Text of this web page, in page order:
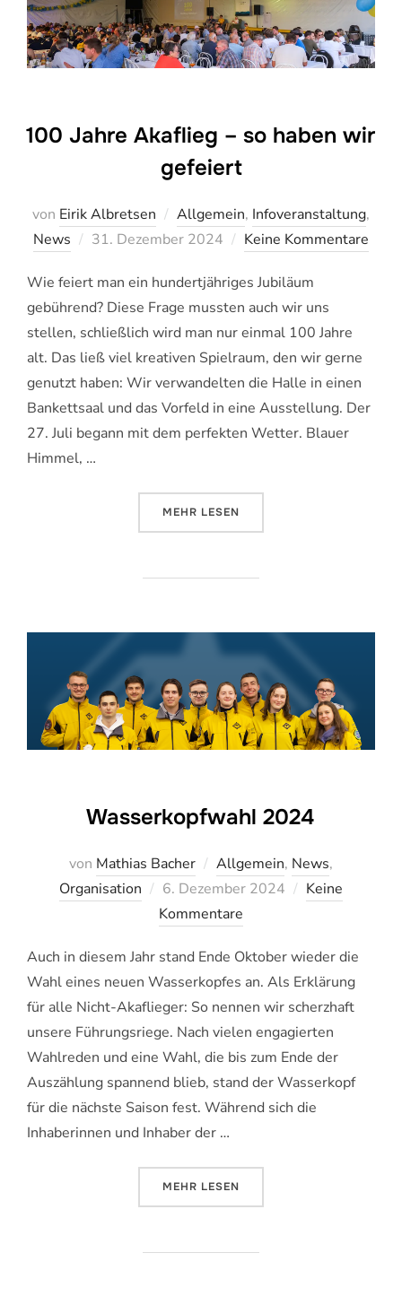
100 Jahre Akaflieg – so haben wir
gefeiert
von Eirik Albretsen Allgemein, Infoveranstaltung,
News
Veröffentlicht
31. Dezember 2024 Keine Kommentare
Wie feiert man ein hundertjähriges Jubiläum
gebührend? Diese Frage mussten auch wir uns
stellen, schließlich wird man nur einmal 100 Jahre
alt. Das ließ viel kreativen Spielraum, den wir gerne
genutzt haben: Wir verwandelten die Halle in einen
Bankettsaal und das Vorfeld in eine Ausstellung. Der
27. Juli begann mit dem perfekten Wetter. Blauer
Himmel, …
MEHR ÜBER „100 JAHRE AKAFLIEG –
LESEN
Wasserkopfwahl 2024
von Mathias Bacher Allgemein, News,
Organisation
Veröffentlicht
am
6. Dezember 2024
Keine
Kommentare
Auch in diesem Jahr stand Ende Oktober wieder die
Wahl eines neuen Wasserkopfes an. Als Erklärung
für alle Nicht-Akaflieger: So nennen wir scherzhaft
unsere Führungsriege. Nach vielen engagierten
Wahlreden und eine Wahl, die bis zum Ende der
Auszählung spannend blieb, stand der Wasserkopf
für die nächste Saison fest. Während sich die
Inhaberinnen und Inhaber der …
MEHR ÜBER „WASSERKOPFWAHL 2024“
LESEN